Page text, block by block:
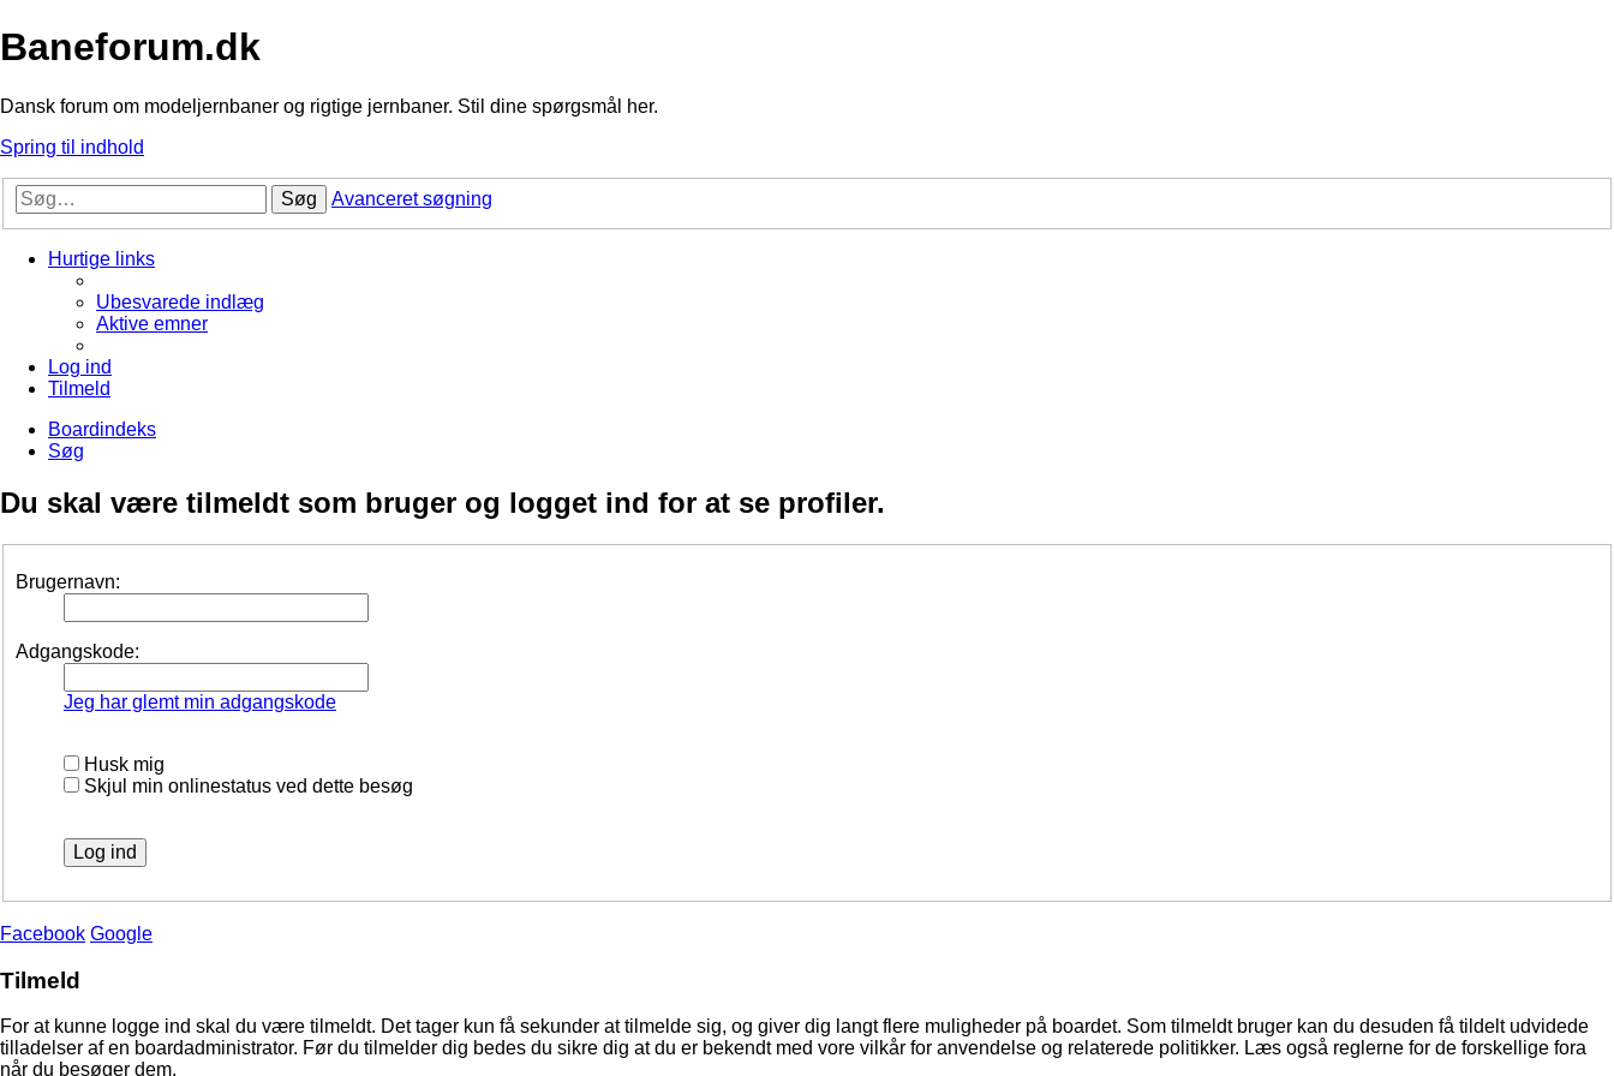
Baneforum.dk
Dansk forum om modeljernbaner og rigtige jernbaner. Stil dine spørgsmål her.
Spring til indhold
Søg Avanceret søgning
Hurtige links
Ubesvarede indlæg
Aktive emner
Log ind
Tilmeld
Boardindeks
Søg
Du skal være tilmeldt som bruger og logget ind for at se profiler.
Brugernavn:
Adgangskode:
Jeg har glemt min adgangskode
Husk mig
Skjul min onlinestatus ved dette besøg
Facebook Google
Tilmeld
For at kunne logge ind skal du være tilmeldt. Det tager kun få sekunder at tilmelde sig, og giver dig langt flere muligheder på boardet. Som tilmeldt bruger kan du desuden få tildelt udvidede
tilladelser af en boardadministrator. Før du tilmelder dig bedes du sikre dig at du er bekendt med vore vilkår for anvendelse og relaterede politikker. Læs også reglerne for de forskellige fora
når du besøger dem.